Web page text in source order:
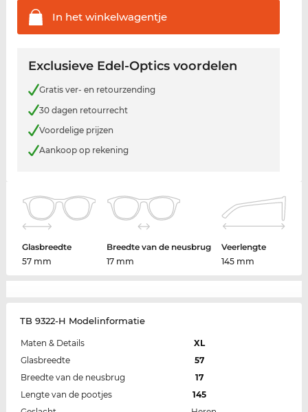
In hetwinkelwagentje
Exclusieve Edel-Optics voordelen
Gratis ver- en retourzending
30 dagen retourrecht
Voordelige prijzen
Aankoop op rekening
Glasbreedte
57 mm
Breedte van de neusbrug
17 mm
Veerlengte
145 mm
TB 9322-H Modelinformatie
Maten & Details
XL
Glasbreedte
57
Breedte van de neusbrug
17
Lengte van de pootjes
145